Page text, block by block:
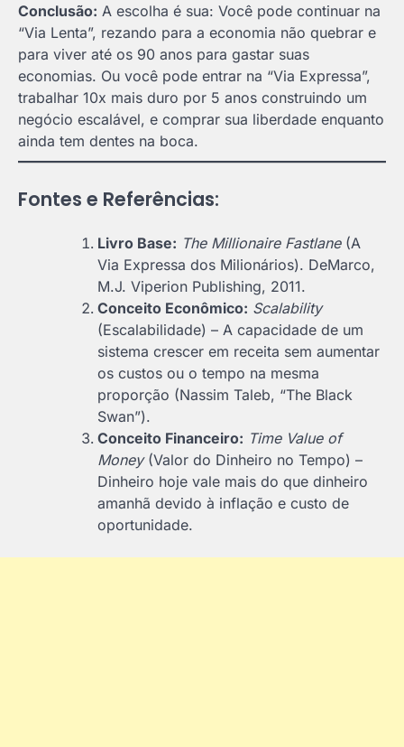
Conclusão: A escolha é sua: Você pode continuar na
“Via Lenta”, rezando para a economia não quebrar e
para viver até os 90 anos para gastar suas
economias. Ou você pode entrar na “Via Expressa”,
trabalhar 10x mais duro por 5 anos construindo um
negócio escalável, e comprar sua liberdade enquanto
ainda tem dentes na boca.
Fontes e Referências:
Livro Base: The Millionaire Fastlane(A
Via Expressa dos Milionários). DeMarco,
M.J. Viperion Publishing, 2011.
Conceito Econômico: Scalability
(Escalabilidade) – A capacidade de um
sistema crescer em receita sem aumentar
os custos ou o tempo na mesma
proporção (Nassim Taleb, “The Black
Swan”).
Conceito Financeiro: Time Value of
Money(Valor do Dinheiro no Tempo) –
Dinheiro hoje vale mais do que dinheiro
amanhã devido à inflação e custo de
oportunidade.